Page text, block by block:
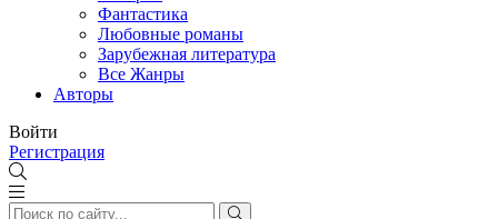
Фантастика
Любовные романы
Зарубежная литература
Все Жанры
Авторы
Войти
Регистрация